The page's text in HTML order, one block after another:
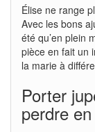
Élise ne range
Avec les bons
été qu’en plein
pièce en fait un
la marie à
Porter
perdre